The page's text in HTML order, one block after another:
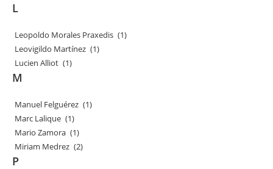
L
Leopoldo Morales Praxedis (1)
Leovigildo Martínez (1)
Lucien Alliot (1)
M
Manuel Felguérez (1)
Marc Lalique (1)
Mario Zamora (1)
Miriam Medrez (2)
P